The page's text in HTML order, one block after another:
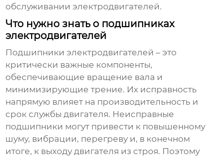
обслуживании электродвигателей.
Что нужно знать о подшипниках
электродвигателей
Подшипники электродвигателей – это
критически важные компоненты,
обеспечивающие вращение вала и
минимизирующие трение. Их исправность
напрямую влияет на производительность и
срок службы двигателя. Неисправные
подшипники могут привести к повышенному
шуму, вибрации, перегреву и, в конечном
итоге, к выходу двигателя из строя. Поэтому